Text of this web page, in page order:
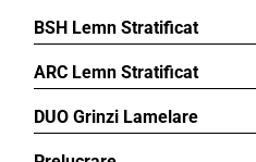
BSH Lemn Stratificat
ARC Lemn Stratificat
DUO Grinzi Lamelare